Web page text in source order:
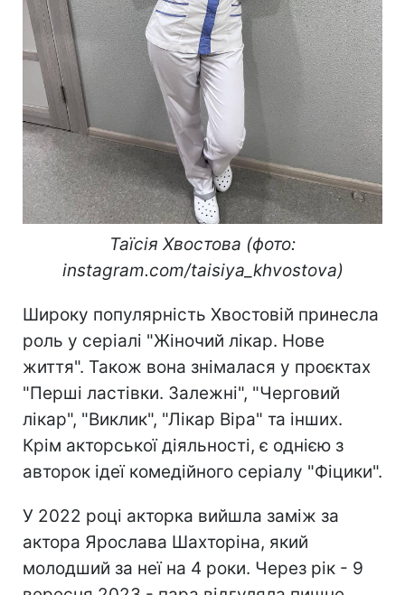
Таїсія Хвостова (фото:
instagram.com/taisiya_khvostova)
Широку популярність Хвостовій принесла
роль у серіалі "Жіночий лікар. Нове
життя". Також вона знімалася у проєктах
"Перші ластівки. Залежні", "Черговий
лікар", "Виклик", "Лікар Віра" та інших.
Крім акторської діяльності, є однією з
авторок ідеї комедійного серіалу "Фіцики".
У 2022 році акторка вийшла заміж за
актора Ярослава Шахторіна, який
молодший за неї на 4 роки. Через рік - 9